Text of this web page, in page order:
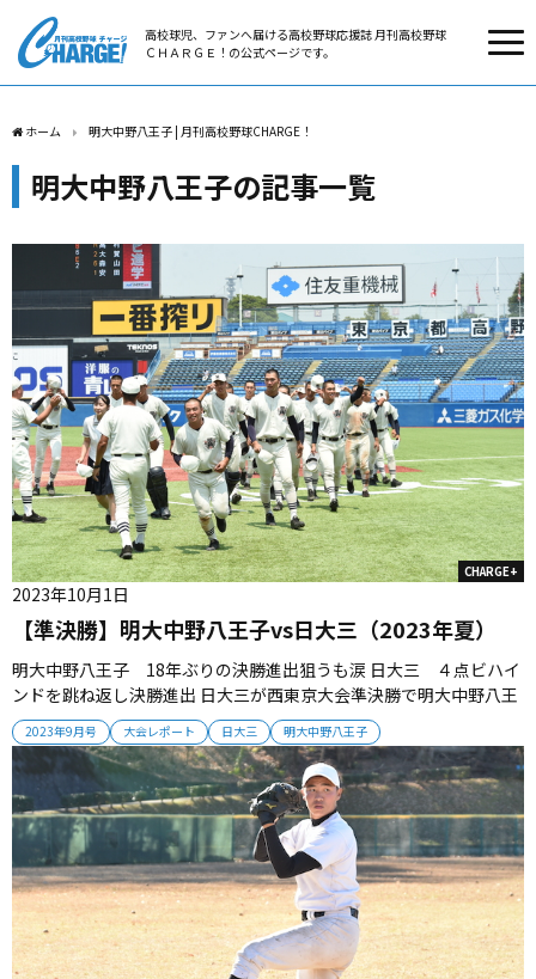
高校球児、ファンへ届ける高校野球応援誌 月刊高校野球
ＣＨＡＲＧＥ！の公式ページです。
ホーム 明大中野八王子 | 月刊高校野球CHARGE！
明大中野八王子の記事一覧
CHARGE+
2023年9月号 大会レポート 日大三 明大中野八王子
【準決勝】明大中野八王子vs日大三（2023年夏）
2023年10月1日
明大中野八王子 18年ぶりの決勝進出狙うも涙 日大三 ４点ビハイ
ンドを跳ね返し決勝進出 日大三が西東京大会準決勝で明大中野八王
子を破って決勝進出を決めた。明大中野八王子は18年ぶりの決勝進
出、悲願の甲子園初出場を狙ったが、無念の敗戦となった。 ■今大
会で快進撃をみせた「明八」 明大中野八王子は今大会で快進撃をみ
せた。力...